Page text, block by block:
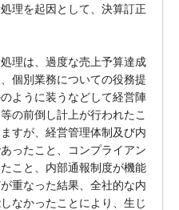
理を起因として、決算訂正
理は、過度な売上予算達成
個別業務についての役務提
ように装うなどして経営陣
の前倒し計上が行われたこ
すが、経営管理体制及び内
ったこと、コンプライアン
こと、内部通報制度が機能
重なった結果、全社的な内
なかったことにより、生じ